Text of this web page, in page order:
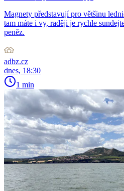
Magnety představují pro většinu
tam máte i vy, raději je rychle
peněz.
adbz.cz
dnes, 18:30
1 min